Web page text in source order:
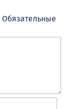
Обязательные